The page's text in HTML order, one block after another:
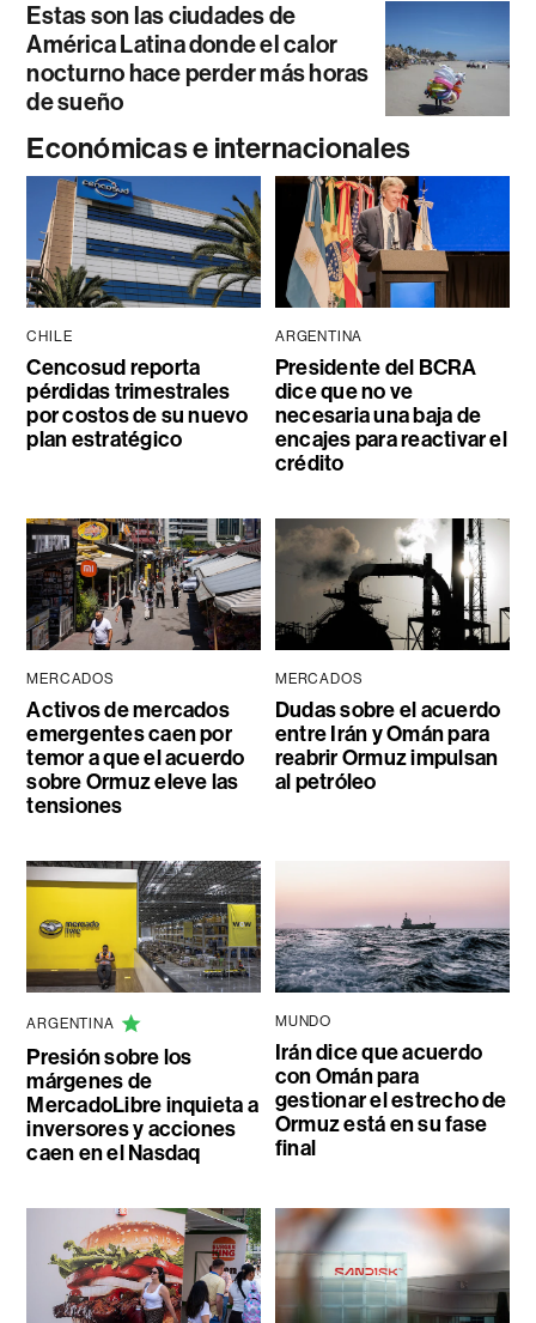
Estas son las ciudades de
América Latina donde el calor
nocturno hace perder más horas
de sueño
Económicas e internacionales
CHILE
Cencosud reporta
pérdidas trimestrales
por costos de su nuevo
plan estratégico
ARGENTINA
Presidente del BCRA
dice que no ve
necesaria una baja de
encajes para reactivar el
crédito
MERCADOS
Activos de mercados
emergentes caen por
temor a que el acuerdo
sobre Ormuz eleve las
tensiones
MERCADOS
Dudas sobre el acuerdo
entre Irán y Omán para
reabrir Ormuz impulsan
al petróleo
ARGENTINA
Presión sobre los
márgenes de
MercadoLibre inquieta a
inversores y acciones
caen en el Nasdaq
MUNDO
Irán dice que acuerdo
con Omán para
gestionar el estrecho de
Ormuz está en su fase
final